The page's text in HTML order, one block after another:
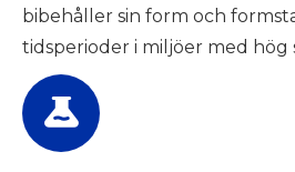
bibehåller sin form och
tidsperioder i miljöer med hög